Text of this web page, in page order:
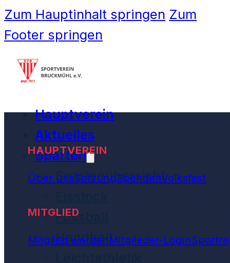
Zum Hauptinhalt springen Zum
Footer springen
Hauptverein
Aktuelles
Sparten
Spartenübersicht
Fussball
Handball
HAUPTVEREIN
Über unsSatzungSpendenVolksfest
MITGLIED
Mitglied werdenMitglieder-Login